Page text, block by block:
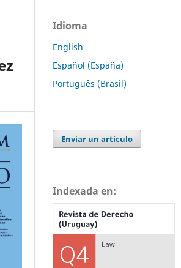
Idioma
English
Español (España)
Português (Brasil)
Enviar un artículo
Indexada en: